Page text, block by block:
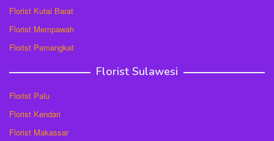
Florist Kutai Barat
Florist Mempawah
Florist Pemangkat
Florist Sulawesi
Florist Palu
Florist Kendari
Florist Makassar